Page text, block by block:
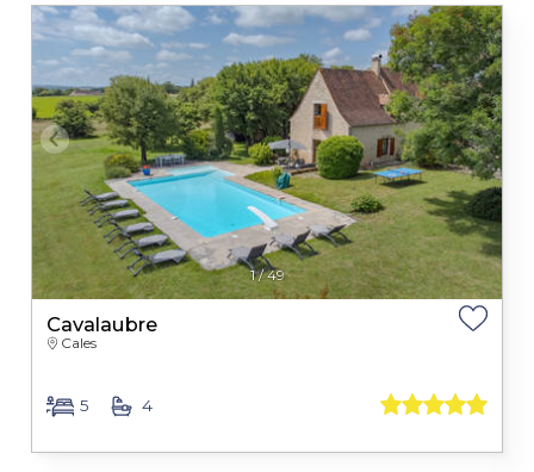
1/49
Cavalaubre
Cales
5 4